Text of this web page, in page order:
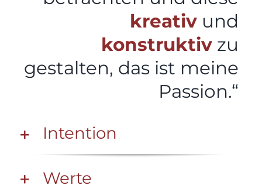
kreativ und
konstruktiv zu
gestalten, das ist meine
Passion.“
Intention
Werte